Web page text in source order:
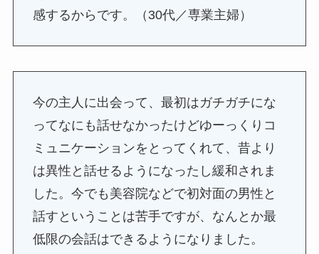
感するからです。（30代／専業主婦）
今の主人に出会って、最初はガチガチにな
ってなにも話せなかったけどゆーっくりコ
ミュニケーションをとってくれて、昔より
は異性と話せるようになったし緩和されま
した。今でも美容院などで初対面の男性と
話すということは苦手ですが、なんとか最
低限の会話はできるようになりました。